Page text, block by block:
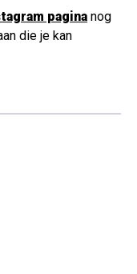
pagina nog
die je kan